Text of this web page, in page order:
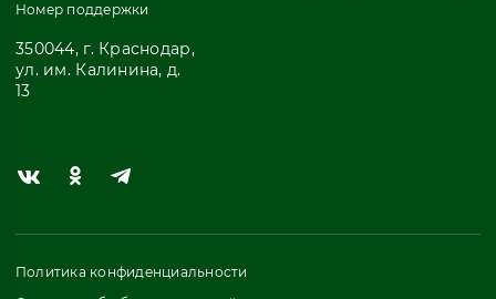
Номер поддержки
350044, г. Краснодар,
ул. им. Калинина, д.
13
Политика конфиденциальности